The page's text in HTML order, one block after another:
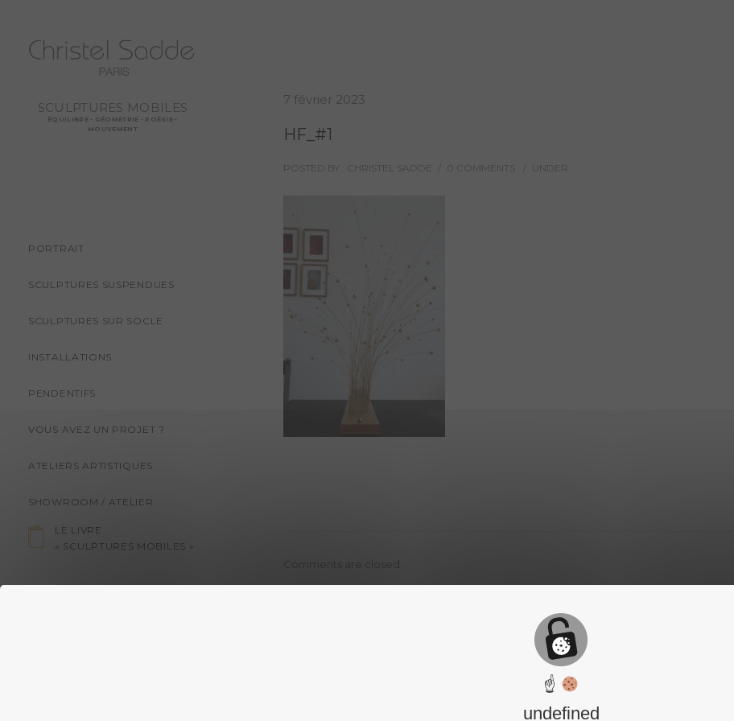
SCULPTURES MOBILES
ÉQUILIBRE - GÉOMÉTRIE - POÉSIE -
MOUVEMENT
PORTRAIT
SCULPTURES SUSPENDUES
SCULPTURES SUR SOCLE
INSTALLATIONS
PENDENTIFS
VOUS AVEZ UN PROJET ?
ATELIERS ARTISTIQUES
SHOWROOM / ATELIER
LE LIVRE
« SCULPTURES MOBILES »
7 février 2023
HF_#1
POSTED BY : CHRISTEL SADDE 0 COMMENTS UNDER :
Comments are closed.
☝
undefined